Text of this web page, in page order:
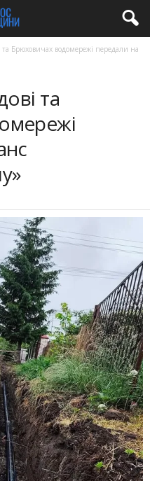
та Брюховичах водомережі передали на
та